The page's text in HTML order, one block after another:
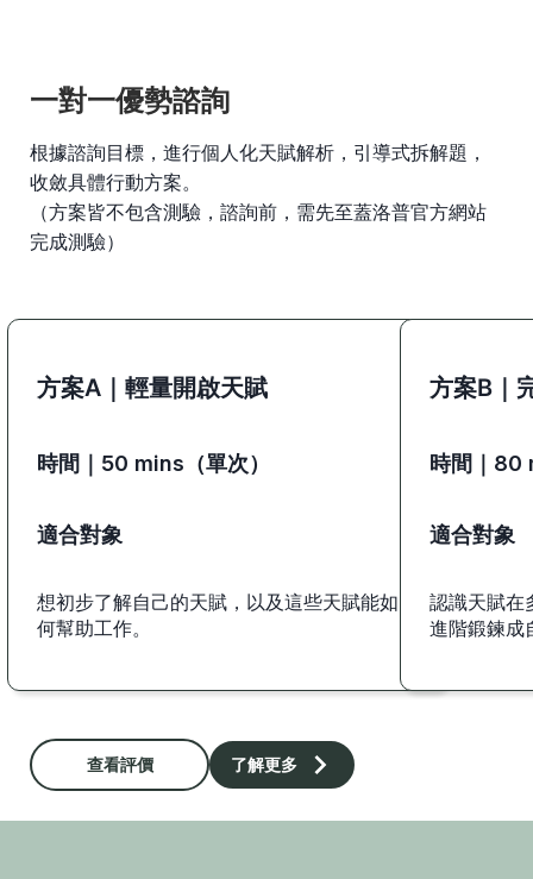
一對一優勢諮詢
根據諮詢目標，進行個人化天賦解析，引導式拆解題，
收斂具體行動方案。
（方案皆不包含測驗，諮詢前，需先至蓋洛普官方網站
完成測驗）
方案A｜輕量開啟天賦
時間｜ 50 mins（單次）
適合對象
想初步了解自己的天賦，以及這些天賦能如
何幫助工作。
方案B｜
時間｜ 80
適合對象
認識天賦在
進階鍛鍊成
查看評價 了解更多